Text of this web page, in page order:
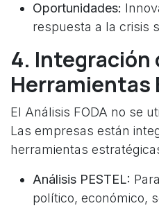
Oportunidades:
respuesta a la crisis
4. Integración
Herramientas
El Análisis FODA no se
Las empresas están
herramientas
Análisis PESTEL:
político, económico,